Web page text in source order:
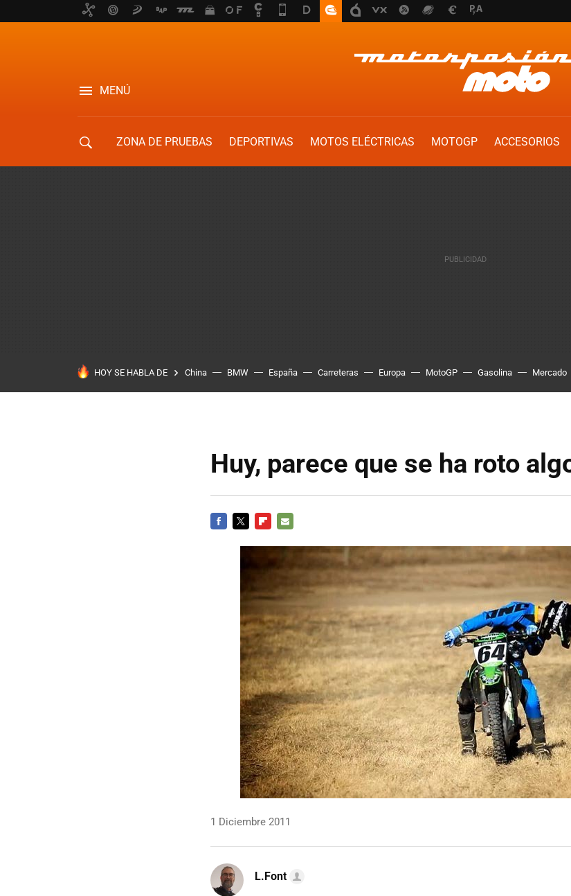
MENÚ
ZONA DE PRUEBAS DEPORTIVAS MOTOS ELÉCTRICAS MOTOGP ACCESORIOS
HOY SE HABLA DE China BMW España Carreteras Europa MotoGP Gasolina Mercado
Huy, parece que se ha roto
1 Diciembre 2011
L.Font